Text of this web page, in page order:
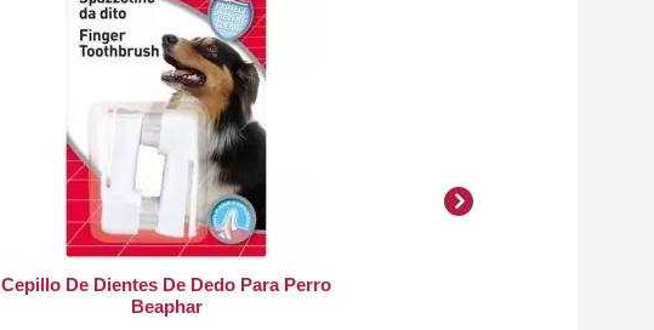
Cepillo De Dientes De Dedo Para Perro
Beaphar